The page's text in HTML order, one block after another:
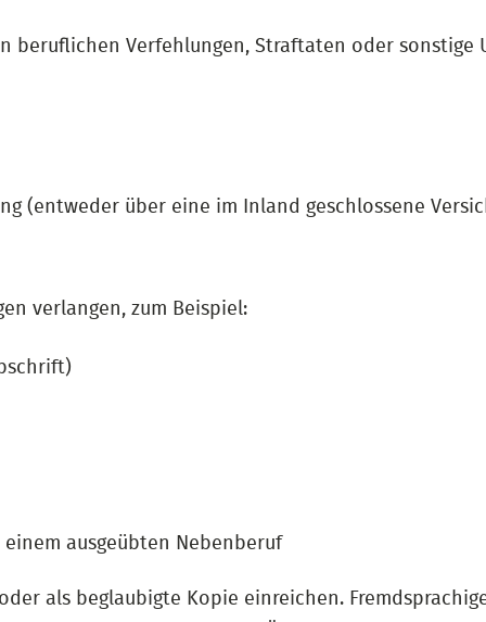
beruflichen Verfehlungen, Straftaten oder sonstige
(entweder über eine im Inland geschlossene
verlangen, zum Beispiel:
ausgeübten Nebenberuf
als beglaubigte Kopie einreichen.